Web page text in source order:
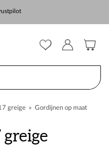
greige » Gordijnen op maat
greige